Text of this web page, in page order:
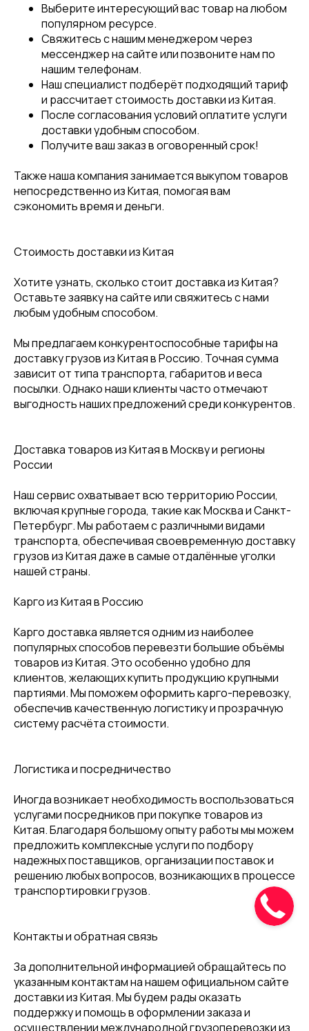
Выберите интересующий вас товар на любом
популярном ресурсе.
Свяжитесь с нашим менеджером через
мессенджер на сайте или позвоните нам по
нашим телефонам.
Наш специалист подберёт подходящий тариф
и рассчитает стоимость доставки из Китая.
После согласования условий оплатите услуги
доставки удобным способом.
Получите ваш заказ в оговоренный срок!
Также наша компания занимается выкупом товаров
непосредственно из Китая, помогая вам
сэкономить время и деньги.
Стоимость доставки из Китая
Хотите узнать, сколько стоит доставка из Китая?
Оставьте заявку на сайте или свяжитесь с нами
любым удобным способом.
Мы предлагаем конкурентоспособные тарифы на
доставку грузов из Китая в Россию. Точная сумма
зависит от типа транспорта, габаритов и веса
посылки. Однако наши клиенты часто отмечают
выгодность наших предложений среди конкурентов.
Доставка товаров из Китая в Москву и регионы
России
Наш сервис охватывает всю территорию России,
включая крупные города, такие как Москва и Санкт-
Петербург. Мы работаем с различными видами
транспорта, обеспечивая своевременную доставку
грузов из Китая даже в самые отдалённые уголки
нашей страны.
Карго из Китая в Россию
Карго доставка является одним из наиболее
популярных способов перевезти большие объёмы
товаров из Китая. Это особенно удобно для
клиентов, желающих купить продукцию крупными
партиями. Мы поможем оформить карго-перевозку,
обеспечив качественную логистику и прозрачную
систему расчёта стоимости.
Логистика и посредничество
Иногда возникает необходимость воспользоваться
услугами посредников при покупке товаров из
Китая. Благодаря большому опыту работы мы можем
предложить комплексные услуги по подбору
надежных поставщиков, организации поставок и
решению любых вопросов, возникающих в процессе
транспортировки грузов.
Контакты и обратная связь
За дополнительной информацией обращайтесь по
указанным контактам на нашем официальном сайте
доставки из Китая. Мы будем рады оказать
поддержку и помощь в оформлении заказа и
осуществлении международной грузоперевозки из